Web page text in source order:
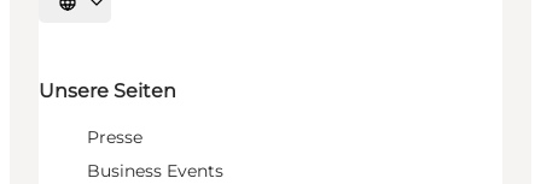
Sprache auswählen
Unsere Seiten
Presse
Business Events